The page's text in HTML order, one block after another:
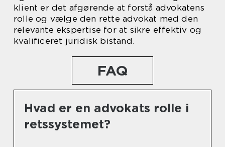
klient er det afgørende at forstå advokatens
rolle og vælge den rette advokat med den
relevante ekspertise for at sikre effektiv og
kvalificeret juridisk bistand.
FAQ
Hvad er en advokats rolle i
retssystemet?